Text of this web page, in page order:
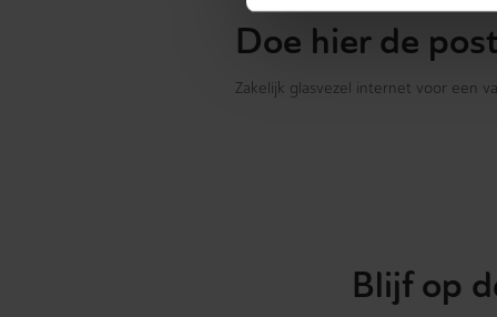
Doe hier de
Zakelijk glasvezel internet voor een
Blijf op